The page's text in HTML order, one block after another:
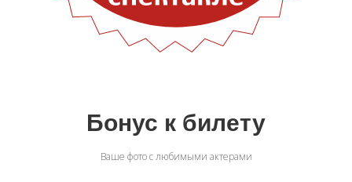
Бонус к билету
Ваше фото с любимыми актерами